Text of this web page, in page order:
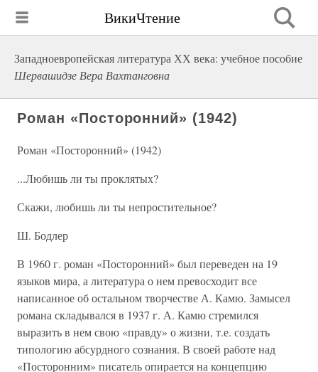
ВикиЧтение
Западноевропейская литература ХХ века: учебное пособие
Шервашидзе Вера Вахтанговна
Роман «Посторонний» (1942)
Роман «Посторонний» (1942)
...Любишь ли ты проклятых?
Скажи, любишь ли ты непростительное?
Ш. Бодлер
В 1960 г. роман «Посторонний» был переведен на 19
языков мира, а литература о нем превосходит все
написанное об остальном творчестве А. Камю. Замысел
романа складывался в 1937 г. А. Камю стремился
выразить в нем свою «правду» о жизни, т.е. создать
типологию абсурдного сознания. В своей работе над
«Посторонним» писатель опирается на концепцию